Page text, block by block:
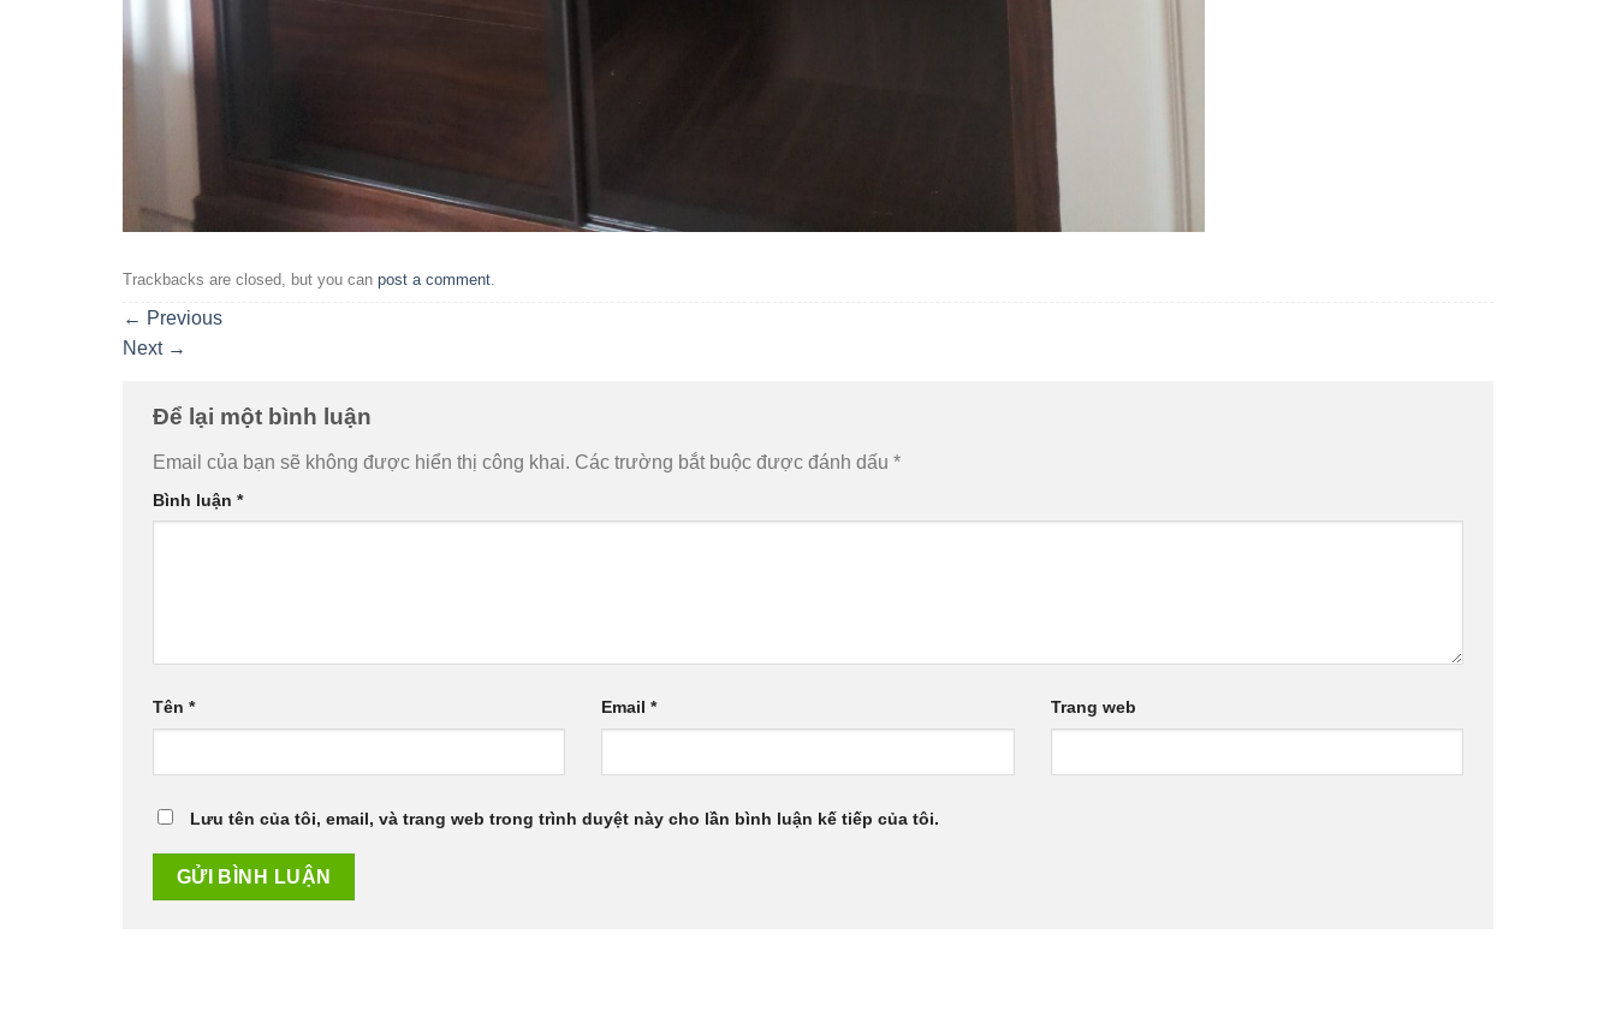
Trackbacks are closed, but you can post a comment.
← Previous
Next →
Để lại một bình luận
Email của bạn sẽ không được hiển thị công khai. Các trường bắt buộc được đánh dấu *
Bình luận *
Tên * Email* Trang web
Lưu tên của tôi, email, và trang web trong trình duyệt này cho lần bình luận kế tiếp của tôi.